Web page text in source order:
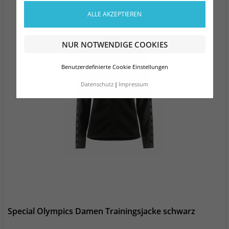
ALLE AKZEPTIEREN
NUR NOTWENDIGE COOKIES
Benutzerdefinierte Cookie Einstellungen
Datenschutz Impressum
Special Olympics Damen Trainingsjacke schwarz